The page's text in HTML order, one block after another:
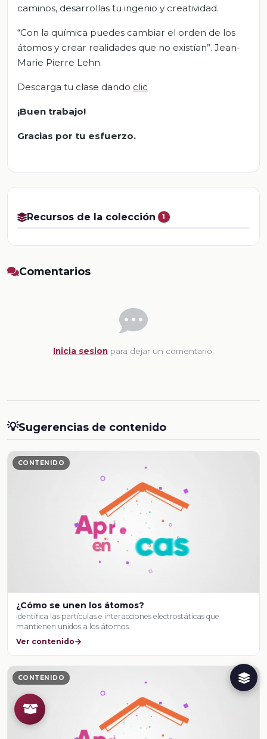
caminos, desarrollas tu ingenio y creatividad.
“Con la química puedes cambiar el orden de los
átomos y crear realidades que no existían”. Jean-
Marie Pierre Lehn.
Descarga tu clase dando clic
¡Buen trabajo!
Gracias por tu esfuerzo.
Recursos de la colección 1
Comentarios
Inicia sesion para dejar un comentario.
💡Sugerencias de contenido
CONTENIDO
¿Cómo se unen los átomos?
identifica las partículas e interacciones electrostáticas que
mantienen unidos a los átomos.
Ver contenido
CONTENIDO